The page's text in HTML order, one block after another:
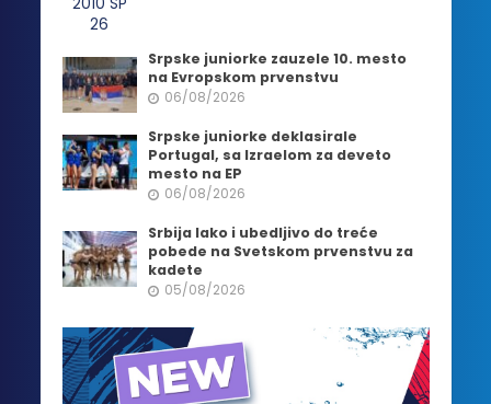
Srpske juniorke zauzele 10. mesto
na Evropskom prvenstvu
06/08/2026
Srpske juniorke deklasirale
Portugal, sa Izraelom za deveto
mesto na EP
06/08/2026
Srbija lako i ubedljivo do treće
pobede na Svetskom prvenstvu za
kadete
05/08/2026